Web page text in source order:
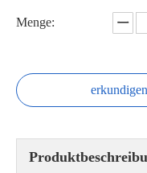
Menge:
erkundigen